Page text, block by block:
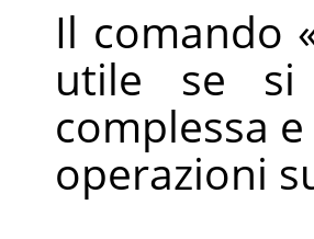
Il comando
utile se si
complessa
operazioni